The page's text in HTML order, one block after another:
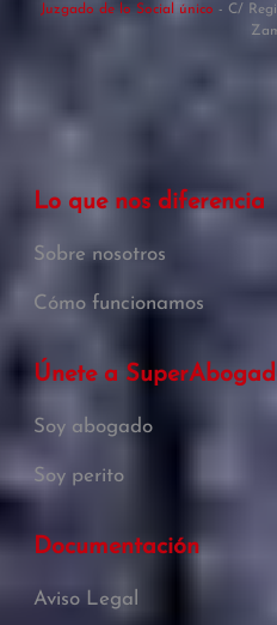
Juzgado de lo Social único - C/
Lo que nos diferencia
Sobre nosotros
Cómo funcionamos
Únete a
Soy abogado
Soy perito
Documentación
Aviso Legal